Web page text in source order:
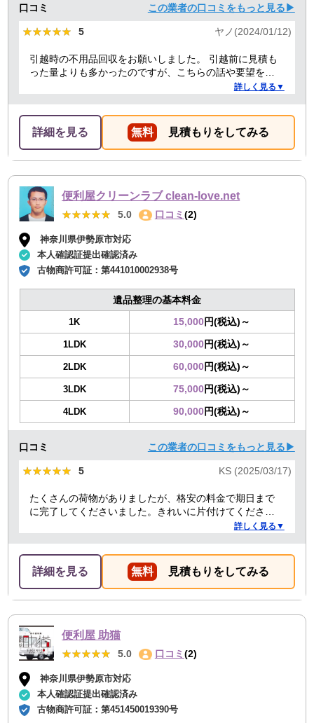
口コミ この業者の口コミをもっと見る▶
★★★★★
★★★★★ 5 ヤノ(2024/01/12)
引越時の不用品回収をお願いしました。 引越前に見積も
った量よりも多かったのですが、こちらの話や要望を聞
いていただき、感謝しています。 また担当者も明るく、
張ってください
詳しく見る▼
詳細を見る 無料 見積もりをしてみる
便利屋クリーンラブ clean-love.net
★★★★★
★★★★★ 5.0 口コミ (2)
神奈川県伊勢原市対応
本人確認証提出確認済み
古物商許可証：第441010002938号
遺品整理の基本料金
1K 15,000円(税込)～
1LDK 30,000円(税込)～
2LDK 60,000円(税込)～
3LDK 75,000円(税込)～
4LDK 90,000円(税込)～
口コミ この業者の口コミをもっと見る▶
★★★★★
★★★★★ 5 KS (2025/03/17)
たくさんの荷物がありましたが、格安の料金で期日まで
に完了してくださいました。きれいに片付けてくださり
ありがとうございました。作業の進捗も報告してくださ
詳しく見る▼
詳細を見る 無料 見積もりをしてみる
便利屋 助猫
★★★★★
★★★★★ 5.0 口コミ (2)
神奈川県伊勢原市対応
本人確認証提出確認済み
古物商許可証：第451450019390号